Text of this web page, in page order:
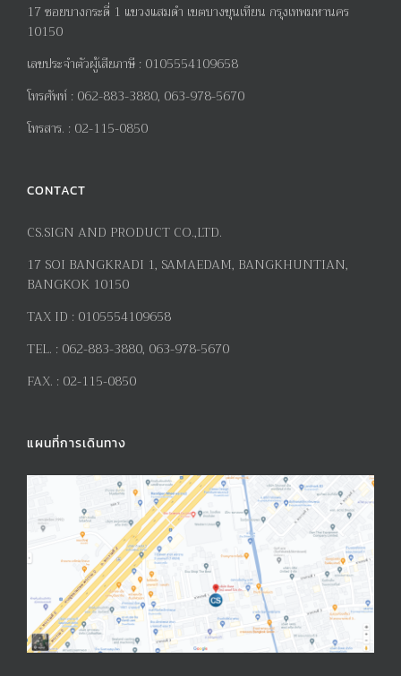
17ซอยบางกระดี่ 1 แขวงแสมดำ เขตบางขุนเทียน กรุงเทพมหานคร
10150
เลขประจำตัวผู้เสียภาษี : 0105554109658
โทรศัพท์ : 062-883-3880, 063-978-5670
โทรสาร. : 02-115-0850
CONTACT
CS.SIGN AND PRODUCT CO.,LTD.
17 SOI BANGKRADI 1, SAMAEDAM, BANGKHUNTIAN,
BANGKOK 10150
TAX ID : 0105554109658
TEL. : 062-883-3880, 063-978-5670
FAX. : 02-115-0850
แผนที่การเดินทาง